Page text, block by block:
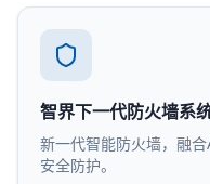
智界下一代防火墙系
新一代智能防火墙，融
安全防护。